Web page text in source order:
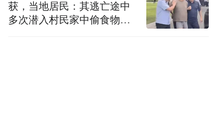
获，当地居民：其逃亡途中
多次潜入村民家中偷食物被